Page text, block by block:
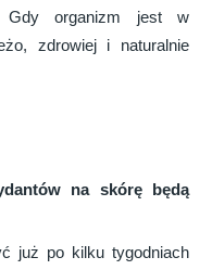
Gdy organizm jest w
zdrowiej i naturalnie
na skórę będą
już po kilku tygodniach